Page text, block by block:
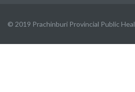
© 2019 Prachinburi Provincial Public